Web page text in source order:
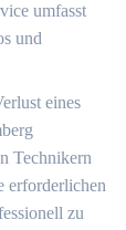
umfasst
und
eines
Technikern
erforderlichen
zu